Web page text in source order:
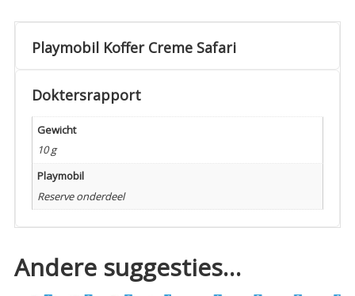
Playmobil Koffer Creme Safari
Doktersrapport
Gewicht
10 g
Playmobil
Reserve onderdeel
Andere suggesties…